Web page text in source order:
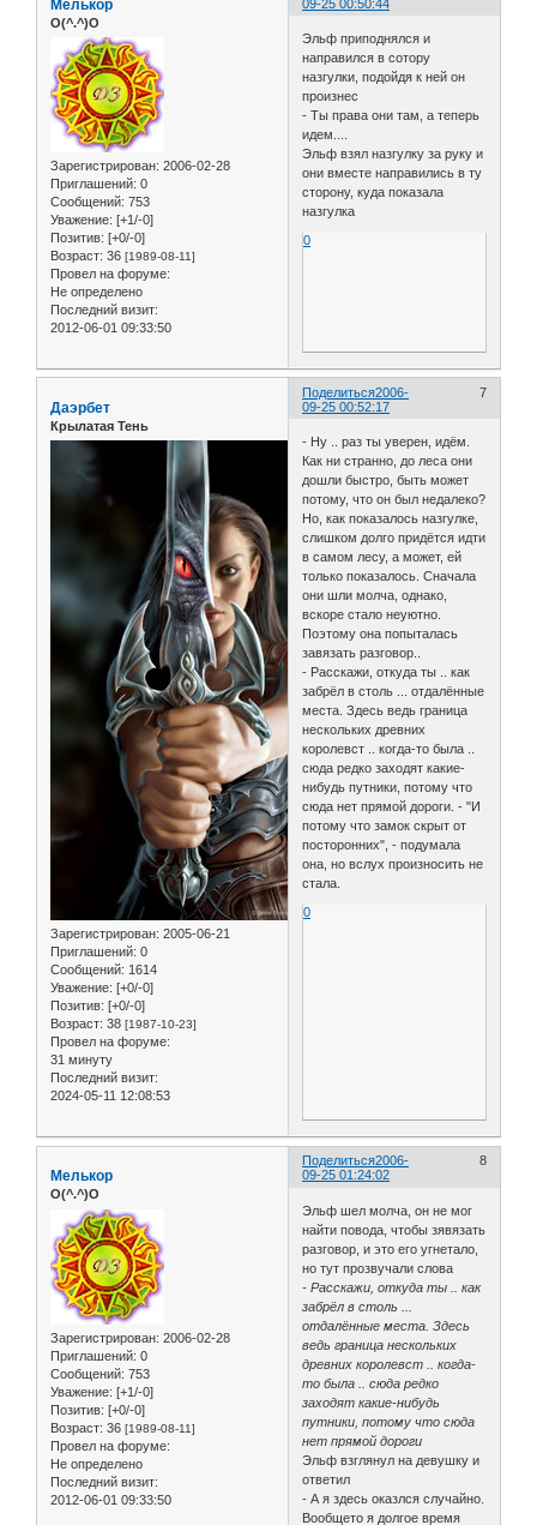
09-25 00:50:44
Мелькор
O(^.^)O
Зарегистрирован: 2006-02-28
Приглашений: 0
Сообщений: 753
Уважение: [+1/-0]
Позитив: [+0/-0]
Возраст: 36 [1989-08-11]
Провел на форуме:
Не определено
Последний визит:
2012-06-01 09:33:50
Эльф приподнялся и
направился в сотору
назгулки, подойдя к ней он
произнес
- Ты права они там, а теперь
идем....
Эльф взял назгулку за руку и
они вместе направились в ту
сторону, куда показала
назгулка
0
Поделиться 7
2006-
09-25 00:52:17
Даэрбет
Крылатая Тень
Зарегистрирован: 2005-06-21
Приглашений: 0
Сообщений: 1614
Уважение: [+0/-0]
Позитив: [+0/-0]
Возраст: 38 [1987-10-23]
Провел на форуме:
31 минуту
Последний визит:
2024-05-11 12:08:53
- Ну .. раз ты уверен, идём.
Как ни странно, до леса они
дошли быстро, быть может
потому, что он был недалеко?
Но, как показалось назгулке,
слишком долго придётся идти
в самом лесу, а может, ей
только показалось. Сначала
они шли молча, однако,
вскоре стало неуютно.
Поэтому она попыталась
завязать разговор..
- Расскажи, откуда ты .. как
забрёл в столь ... отдалённые
места. Здесь ведь граница
нескольких древних
королевст .. когда-то была ..
сюда редко заходят какие-
нибудь путники, потому что
сюда нет прямой дороги. - "И
потому что замок скрыт от
посторонних", - подумала
она, но вслух произносить не
стала.
0
Поделиться 8
2006-
09-25 01:24:02
Мелькор
O(^.^)O
Зарегистрирован: 2006-02-28
Приглашений: 0
Сообщений: 753
Уважение: [+1/-0]
Позитив: [+0/-0]
Возраст: 36 [1989-08-11]
Провел на форуме:
Не определено
Последний визит:
2012-06-01 09:33:50
Эльф шел молча, он не мог
найти повода, чтобы зявязать
разговор, и это его угнетало,
но тут прозвучали слова
- Расскажи, откуда ты .. как
забрёл в столь ...
отдалённые места. Здесь
ведь граница нескольких
древних королевст .. когда-
то была .. сюда редко
заходят какие-нибудь
путники, потому что сюда
нет прямой дороги
Эльф взглянул на девушку и
ответил
- А я здесь оказлся случайно.
Вообщето я долгое время